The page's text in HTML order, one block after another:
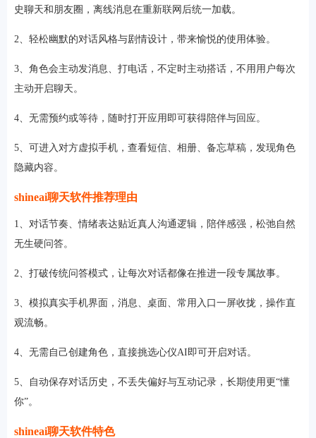
史聊天和朋友圈，离线消息在重新联网后统一加载。
2、轻松幽默的对话风格与剧情设计，带来愉悦的使用体验。
3、角色会主动发消息、打电话，不定时主动搭话，不用用户每次
主动开启聊天。
4、无需预约或等待，随时打开应用即可获得陪伴与回应。
5、可进入对方虚拟手机，查看短信、相册、备忘草稿，发现角色
隐藏内容。
shineai聊天软件推荐理由
1、对话节奏、情绪表达贴近真人沟通逻辑，陪伴感强，松弛自然
无生硬问答。
2、打破传统问答模式，让每次对话都像在推进一段专属故事。
3、模拟真实手机界面，消息、桌面、常用入口一屏收拢，操作直
观流畅。
4、无需自己创建角色，直接挑选心仪AI即可开启对话。
5、自动保存对话历史，不丢失偏好与互动记录，长期使用更“懂
你”。
shineai聊天软件特色